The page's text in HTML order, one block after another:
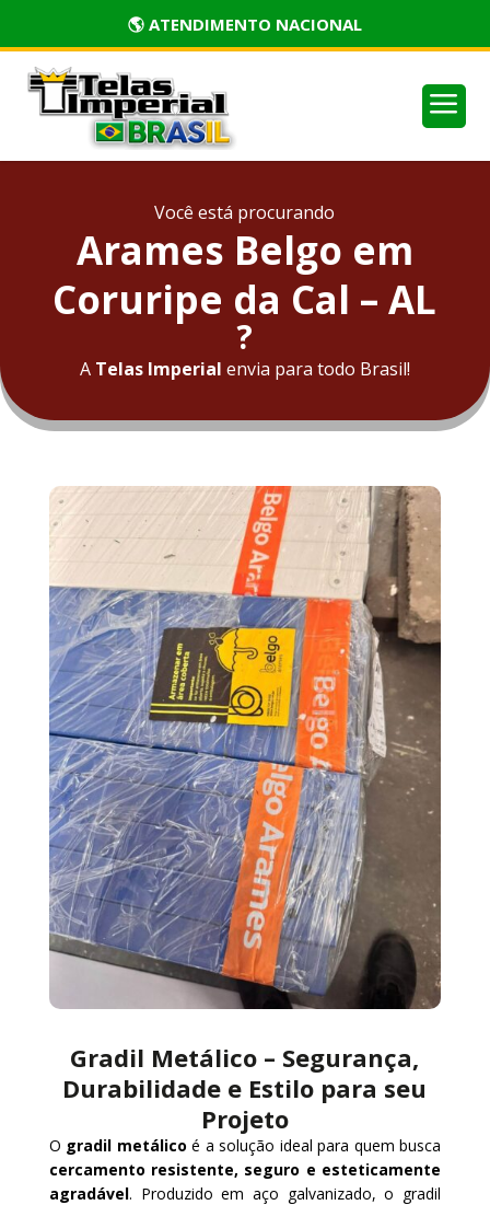
🏅 PRODUTOS CERTIFICADOS
a
Você está procurando
Arames Belgo em
Coruripe da Cal – AL
?
A Telas Imperial envia para todo Brasil!
Gradil Metálico – Segurança,
Durabilidade e Estilo para seu
Projeto
O gradil metálico é a solução ideal para quem busca
cercamento resistente, seguro e esteticamente
agradável. Produzido em aço galvanizado, o gradil